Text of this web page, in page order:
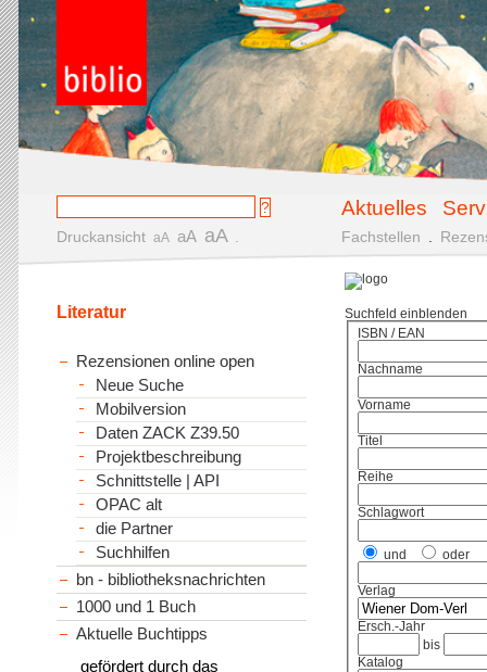
Aktuelles
Druckansicht aA aA aA Fachstellen
Suchfeld einblenden
ISBN / EAN
Nachname
Vorname
Titel
Reihe
Schlagwort
und oder
Verlag
Ersch.-Jahr
bis
Katalog
Literatur
Rezensionen online open
Neue Suche
Mobilversion
Daten ZACK Z39.50
Projektbeschreibung
Schnittstelle | API
OPAC alt
die Partner
Suchhilfen
bn - bibliotheksnachrichten
1000 und 1 Buch
Aktuelle Buchtipps
gefördert durch das